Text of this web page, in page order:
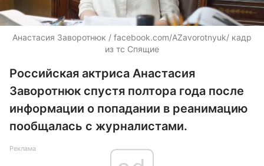
Анастасия Заворотнюк / facebook.com/AZavorotnyuk/ кадр
из тс Спящие
Российская актриса Анастасия
Заворотнюк спустя полтора года после
информации о попадании в реанимацию
пообщалась с журналистами.
Реклама